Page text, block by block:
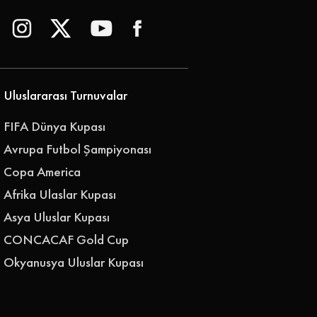
Uluslararası Turnuvalar
FIFA Dünya Kupası
Avrupa Futbol Şampiyonası
Copa America
Afrika Ulaslar Kupası
Asya Uluslar Kupası
CONCACAF Gold Cup
Okyanusya Uluslar Kupası